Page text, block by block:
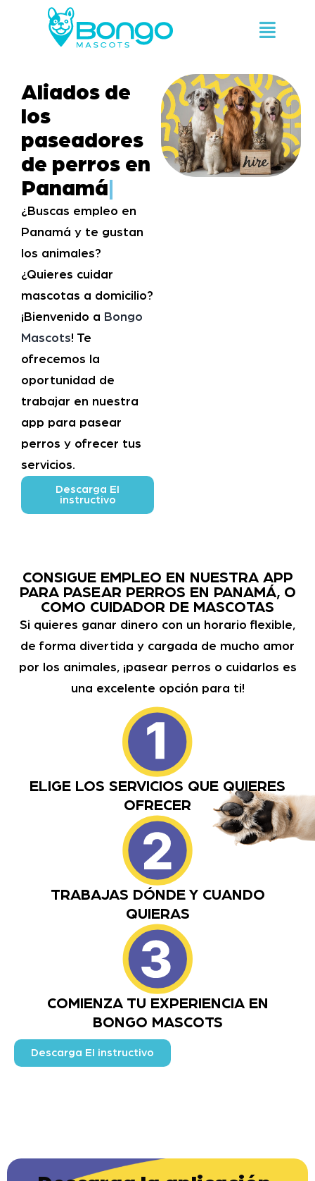
Aliados de
los
paseadores
de perros en
Panamá
¿Buscas empleo en
Panamá y te gustan
los animales?
¿Quieres cuidar
mascotas a domicilio?
¡Bienvenido a Bongo
Mascots! Te
ofrecemos la
oportunidad de
trabajar en nuestra
app para pasear
perros y ofrecer tus
servicios.
Descarga El
instructivo
CONSIGUE EMPLEO EN NUESTRA APP
PARA PASEAR PERROS EN PANAMÁ, O
COMO CUIDADOR DE MASCOTAS
Si quieres ganar dinero con un horario flexible,
de forma divertida y cargada de mucho amor
por los animales, ¡pasear perros o cuidarlos es
una excelente opción para ti!
ELIGE LOS SERVICIOS QUE QUIERES
OFRECER
TRABAJAS DÓNDE Y CUANDO
QUIERAS
COMIENZA TU EXPERIENCIA EN
BONGO MASCOTS
Descarga El instructivo